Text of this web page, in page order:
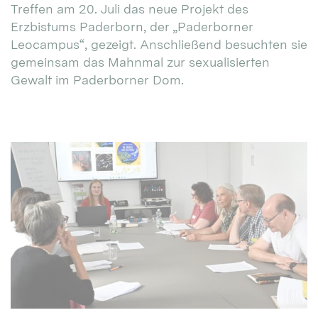
Treffen am 20. Juli das neue Projekt des
Erzbistums Paderborn, der „Paderborner
Leocampus“, gezeigt. Anschließend besuchten sie
gemeinsam das Mahnmal zur sexualisierten
Gewalt im Paderborner Dom.